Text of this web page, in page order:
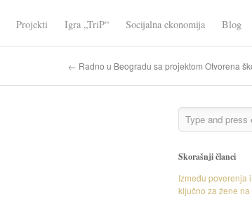
Projekti Igra „TriP“ Socijalna ekonomija Blog
← Radno u Beogradu sa projektom Otvorena
Skorašnji članci
Između poverenja
ključno za žene na